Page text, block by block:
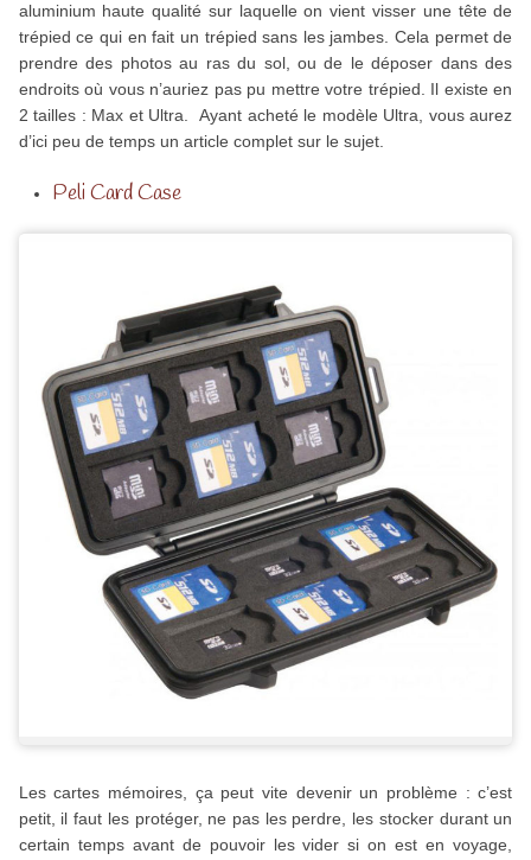
aluminium haute qualité sur laquelle on vient visser une tête de
trépied ce qui en fait un trépied sans les jambes. Cela permet de
prendre des photos au ras du sol, ou de le déposer dans des
endroits où vous n’auriez pas pu mettre votre trépied. Il existe en
2 tailles : Max et Ultra. Ayant acheté le modèle Ultra, vous aurez
d’ici peu de temps un article complet sur le sujet.
Peli Card Case
Les cartes mémoires, ça peut vite devenir un problème : c’est
petit, il faut les protéger, ne pas les perdre, les stocker durant un
certain temps avant de pouvoir les vider si on est en voyage,